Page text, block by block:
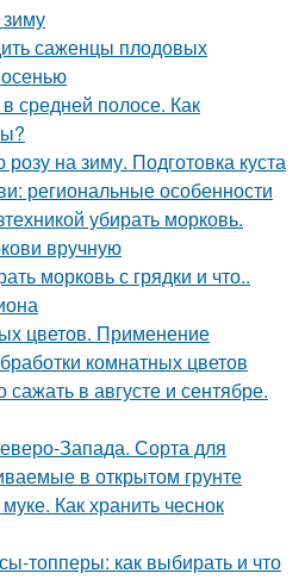
саженцы плодовых
средней полосе. Как
розу на зиму. Подготовка куста
региональные особенности
убирать морковь.
вручную
морковь с грядки и что..
цветов. Применение
комнатных цветов
в августе и сентябре.
Запада. Сорта для
в открытом грунте
Как хранить чеснок
топперы: как выбирать и что